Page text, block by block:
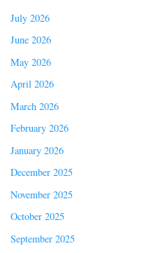
July 2026
June 2026
May 2026
April 2026
March 2026
February 2026
January 2026
December 2025
November 2025
October 2025
September 2025